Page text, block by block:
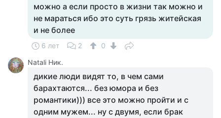
можно а если просто в жизни так можно и
не мараться ибо это суть грязь житейская
и не более
6 лет 2
0
Natali Ник.
дикие люди видят то, в чем сами
барахтаются... без юмора и без
романтики))) все это можно пройти и с
одним мужем... ну с двумя, если брак